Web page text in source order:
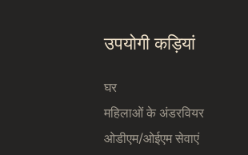
उपयोगी कड़ियां
घर
महिलाओं के अंडरवियर
ओडीएम/ओईएम सेवाएं